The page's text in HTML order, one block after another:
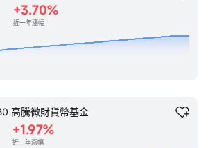
+3.70%
近一年漲幅
高騰微財貨幣基金
+1.97%
近一年漲幅